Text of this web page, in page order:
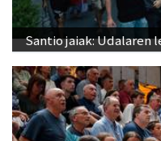
Santio jaiak: Udalaren